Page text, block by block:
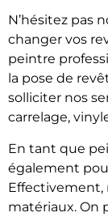
N’hésitez pas
changer vos
peintre
la pose de
solliciter nos
carrelage,
En tant que
également
Effectivement,
matériaux. On